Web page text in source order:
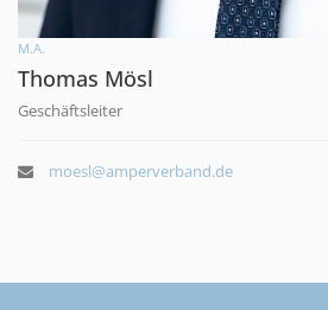
M.A.
Thomas Mösl
Geschäftsleiter
moesl@amperverband.de